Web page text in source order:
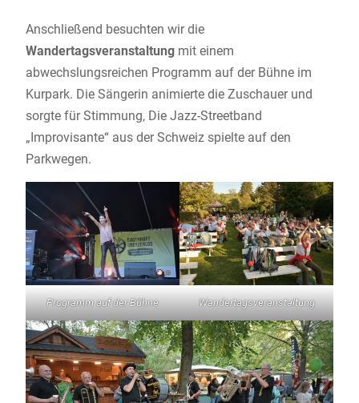
Anschließend besuchten wir die
Wandertagsveranstaltung mit einem
abwechslungsreichen Programm auf der Bühne im
Kurpark. Die Sängerin animierte die Zuschauer und
sorgte für Stimmung, Die Jazz-Streetband
„Improvisante“ aus der Schweiz spielte auf den
Parkwegen.
Programm auf der Bühne Wandertagsveranstaltung